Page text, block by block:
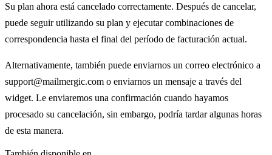
Su plan ahora está cancelado correctamente. Después de cancelar,
puede seguir utilizando su plan y ejecutar combinaciones de
correspondencia hasta el final del período de facturación actual.
Alternativamente, también puede enviarnos un correo electrónico a
support@mailmergic.com o enviarnos un mensaje a través del
widget. Le enviaremos una confirmación cuando hayamos
procesado su cancelación, sin embargo, podría tardar algunas horas
de esta manera.